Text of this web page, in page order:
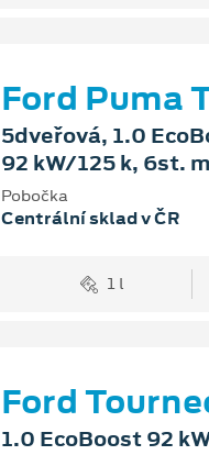
Ford Puma
5dveřová, 1.0
92 kW/125 k, 6st.
Pobočka
Centrální sklad v ČR
1 l
Ford
1.0 EcoBoost 92